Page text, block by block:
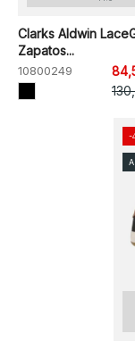
Clarks Aldwin
Zapatos...
10800249
-